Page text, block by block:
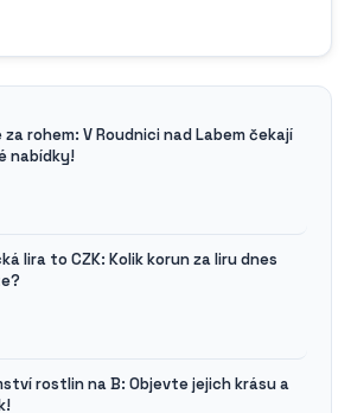
za rohem: V Roudnici nad Labem čekají
nabídky!
lira to CZK: Kolik korun za liru dnes
rostlin na B: Objevte jejich krásu a